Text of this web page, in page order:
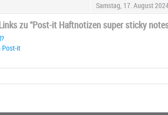
Samstag, 17. August
zu "Post-it Haftnotizen super sticky
Post-it